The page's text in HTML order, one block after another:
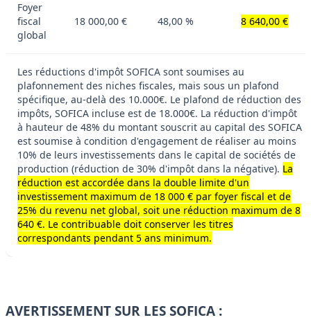
Foyer
fiscal
global
18 000,00 € 48,00 % 8 640,00 €
Les réductions d'impôt SOFICA sont soumises au
plafonnement des niches fiscales, mais sous un plafond
spécifique, au-delà des 10.000€. Le plafond de réduction des
impôts, SOFICA incluse est de 18.000€. La réduction d'impôt
à hauteur de 48% du montant souscrit au capital des SOFICA
est soumise à condition d'engagement de réaliser au moins
10% de leurs investissements dans le capital de sociétés de
production (réduction de 30% d'impôt dans la négative). La
réduction est accordée dans la double limite d'un
investissement maximum de 18 000 € par foyer fiscal et de
25% du revenu net global, soit une réduction maximum de 8
640 €. Le contribuable doit conserver les titres
correspondants pendant 5 ans minimum.
AVERTISSEMENT SUR LES SOFICA :